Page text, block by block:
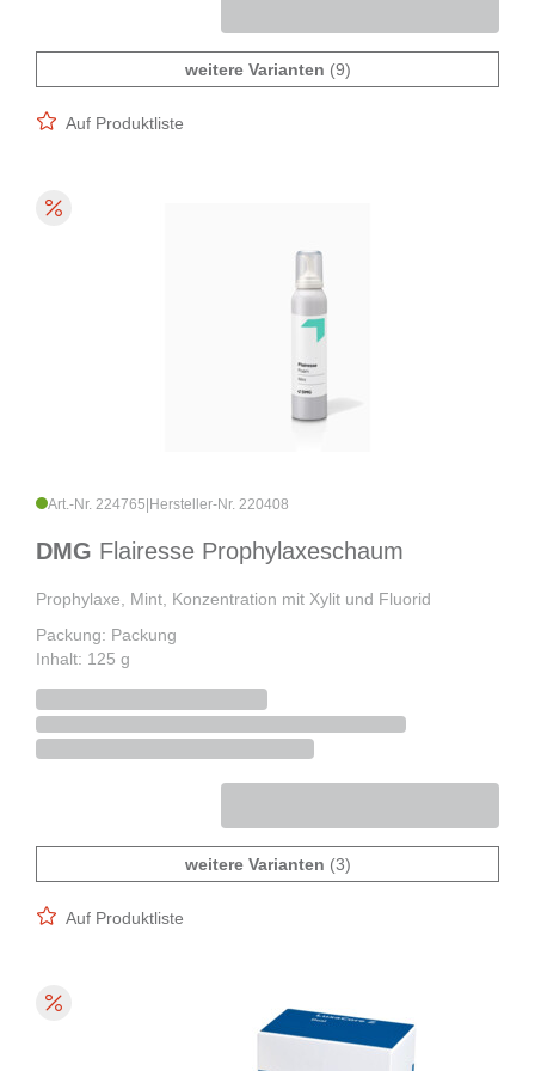
weitere Varianten (9)
Auf Produktliste
Art.-Nr. 224765 Hersteller-Nr. 220408
DMG Flairesse Prophylaxeschaum
Prophylaxe, Mint, Konzentration mit Xylit und Fluorid
Packung: Packung
Inhalt: 125 g
weitere Varianten (3)
Auf Produktliste